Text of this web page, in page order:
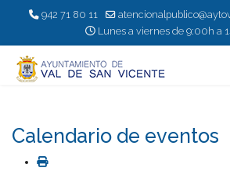
942 71 80 11
Lunes a viernes de 9:00h a
Calendario de eventos